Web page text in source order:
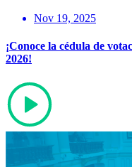
Nov 19, 2025
¡Conoce la cédula de
2026!